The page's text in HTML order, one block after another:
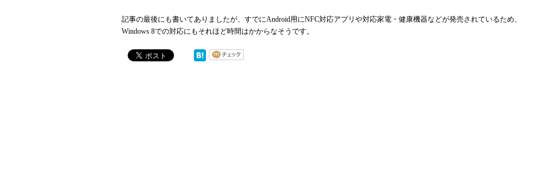
記事の最後にも書いてありましたが、すでにAndroid用にNFC対応アプリや対応家電・健康機器などが発売されているため、
Windows 8での対応にもそれほど時間はかからなそうです。